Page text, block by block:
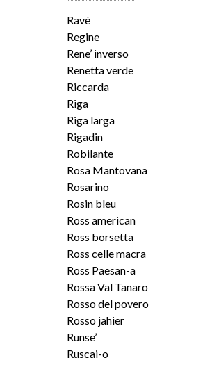
Ravè
Regine
Rene’ inverso
Renetta verde
Riccarda
Riga
Riga larga
Rigadin
Robilante
Rosa Mantovana
Rosarino
Rosin bleu
Ross american
Ross borsetta
Ross celle macra
Ross Paesan-a
Rossa Val Tanaro
Rosso del povero
Rosso jahier
Runse’
Ruscai-o